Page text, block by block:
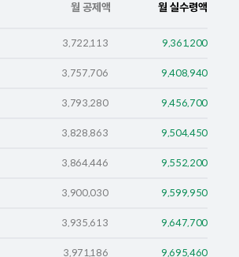
월 공제액 월 실수령액
3,722,113 9,361,200
3,757,706 9,408,940
3,793,280 9,456,700
3,828,863 9,504,450
3,864,446 9,552,200
3,900,030 9,599,950
3,935,613 9,647,700
3,971,186 9,695,460